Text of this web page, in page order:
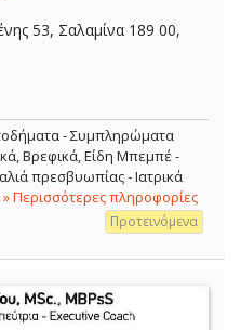
53, Σαλαμίνα 189 00,
- Συμπληρώματα
Βρεφικά, Είδη Μπεμπέ -
πρεσβυωπίας - Ιατρικά
» Περισσότερες πληροφορίες
Προτεινόμενα